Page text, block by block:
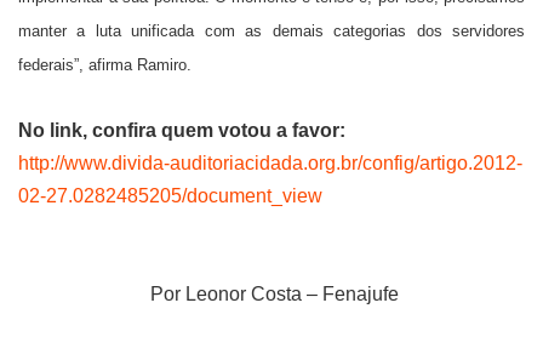
manter a luta unificada com as demais categorias dos servidores
federais”, afirma Ramiro.
No link, confira quem votou a favor:
http://www.divida-auditoriacidada.org.br/config/artigo.2012-
02-27.0282485205/document_view
Por Leonor Costa – Fenajufe